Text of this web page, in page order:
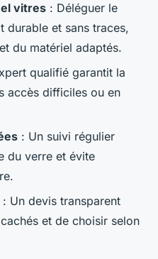
vitres : Déléguer le
durable et sans traces,
du matériel adaptés.
qualifié garantit la
accès difficiles ou en
: Un suivi régulier
du verre et évite
: Un devis transparent
et de choisir selon